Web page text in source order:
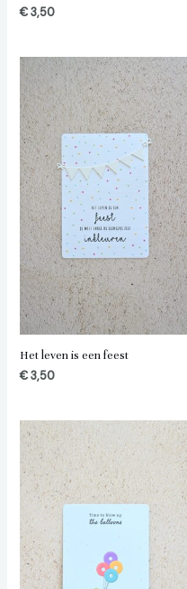
€3,50
Het leven is een feest
€3,50